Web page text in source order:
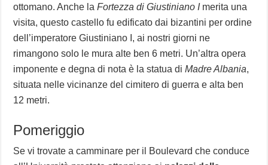
ottomano. Anche laFortezza di Giustiniano Imerita una
visita, questo castello fu edificato dai bizantini per ordine
dell’imperatore Giustiniano I, ai nostri giorni ne
rimangono solo le mura alte ben 6 metri. Un’altra opera
imponente e degna di nota è la statua diMadre Albania,
situata nelle vicinanze del cimitero di guerra e alta ben
12 metri.
Pomeriggio
Se vi trovate a camminare per il Boulevard che conduce